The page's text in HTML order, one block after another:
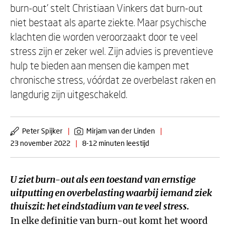
burn-out’ stelt Christiaan Vinkers dat burn-out
niet bestaat als aparte ziekte. Maar psychische
klachten die worden veroorzaakt door te veel
stress zijn er zeker wel. Zijn advies is preventieve
hulp te bieden aan mensen die kampen met
chronische stress, vóórdat ze overbelast raken en
langdurig zijn uitgeschakeld.
Peter Spijker | Mirjam van der Linden
|
23 november 2022
| 8-12 minuten leestijd
U ziet burn-out als een toestand van ernstige
uitputting en overbelasting waarbij iemand ziek
thuiszit: het eindstadium van te veel stress.
In elke definitie van burn-out komt het woord